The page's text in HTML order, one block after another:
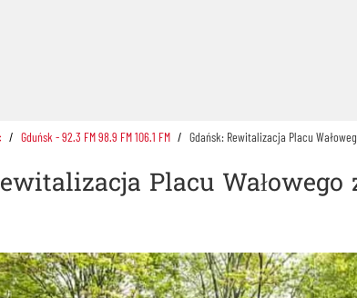
Gduńsk - 92.3 FM 98.9 FM 106.1 FM Gdańsk: Rewitalizacja Placu
Placu